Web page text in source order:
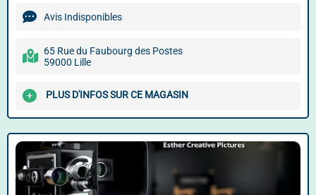
Avis Indisponibles
65 Rue du Faubourg des Postes
59000 Lille
PLUS D'INFOS SUR CE MAGASIN